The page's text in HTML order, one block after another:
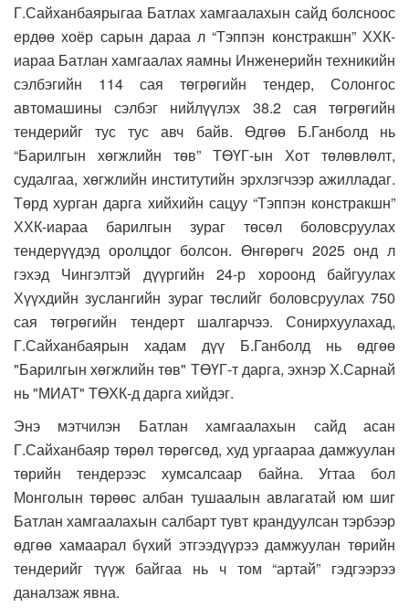
Г.Сайханбаярыгаа Батлах хамгаалахын сайд болсноос
ердөө хоёр сарын дараа л “Тэппэн констракшн” ХХК-
иараа Батлан хамгаалах яамны Инженерийн техникийн
сэлбэгийн 114 сая төгрөгийн тендер, Солонгос
автомашины сэлбэг нийлүүлэх 38.2 сая төгрөгийн
тендерийг тус тус авч байв. Өдгөө Б.Ганболд нь
“Барилгын хөгжлийн төв” ТӨҮГ-ын Хот төлөвлөлт,
судалгаа, хөгжлийн институтийн эрхлэгчээр ажилладаг.
Төрд хурган дарга хийхийн сацуу “Тэппэн констракшн”
ХХК-иараа барилгын зураг төсөл боловсруулах
тендерүүдэд оролцдог болсон. Өнгөрөгч 2025 онд л
гэхэд Чингэлтэй дүүргийн 24-р хороонд байгуулах
Хүүхдийн зуслангийн зураг төслийг боловсруулах 750
сая төгрөгийн тендерт шалгарчээ. Сонирхуулахад,
Г.Сайханбаярын хадам дүү Б.Ганболд нь өдгөө
"Барилгын хөгжлийн төв" ТӨҮГ-т дарга, эхнэр Х.Сарнай
нь "МИАТ" ТӨХК-д дарга хийдэг.
Энэ мэтчилэн Батлан хамгаалахын сайд асан
Г.Сайханбаяр төрөл төрөгсөд, худ ургаараа дамжуулан
төрийн тендерээс хумсалсаар байна. Угтаа бол
Монголын төрөөс албан тушаалын авлагатай юм шиг
Батлан хамгаалахын салбарт тувт крандуулсан тэрбээр
өдгөө хамаарал бүхий этгээдүүрээ дамжуулан төрийн
тендерийг түүж байгаа нь ч том “артай” гэдгээрээ
даналзаж явна.